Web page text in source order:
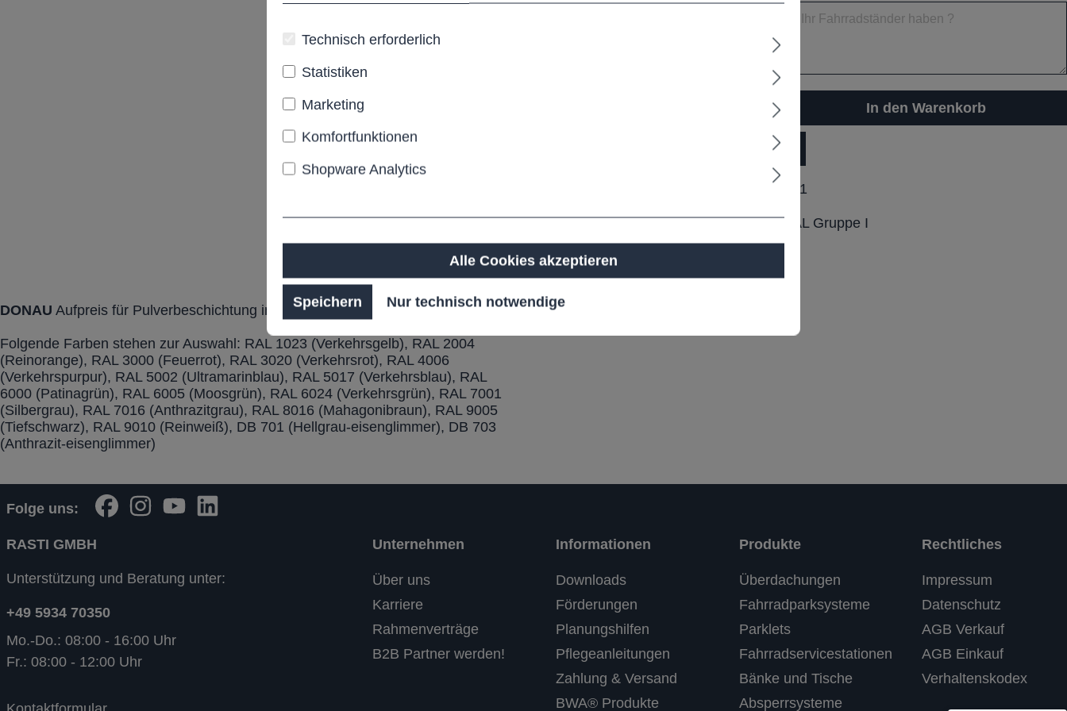
In den Warenkorb
Produkt Anfrage
F01011
RASTI Farbtabelle RAL Gruppe I
DONAU Aufpreis für Pulverbeschichtung in RASTI RAL-Gruppe I
Folgende Farben stehen zur Auswahl: RAL 1023 (Verkehrsgelb), RAL 2004
(Reinorange), RAL 3000 (Feuerrot), RAL 3020 (Verkehrsrot), RAL 4006
(Verkehrspurpur), RAL 5002 (Ultramarinblau), RAL 5017 (Verkehrsblau), RAL
6000 (Patinagrün), RAL 6005 (Moosgrün), RAL 6024 (Verkehrsgrün), RAL 7001
(Silbergrau), RAL 7016 (Anthrazitgrau), RAL 8016 (Mahagonibraun), RAL 9005
(Tiefschwarz), RAL 9010 (Reinweiß), DB 701 (Hellgrau-eisenglimmer), DB 703
(Anthrazit-eisenglimmer)
Folge uns:
RASTI GMBH
Unterstützung und Beratung unter:
+49 5934 70350
Mo.-Do.: 08:00 - 16:00 Uhr
Fr.: 08:00 - 12:00 Uhr
Unternehmen
Über uns
Karriere
Rahmenverträge
B2B Partner werden!
Informationen
Downloads
Förderungen
Planungshilfen
Pflegeanleitungen
Zahlung & Versand
BWA® Produkte
Produkte
Überdachungen
Fahrradparksysteme
Parklets
Fahrradservicestationen
Bänke und Tische
Absperrsysteme
Rechtliches
Impressum
Datenschutz
AGB Verkauf
AGB Einkauf
Verhaltenskodex
Technisch erforderlich
Statistiken
Marketing
Komfortfunktionen
Shopware Analytics
Alle Cookies akzeptieren
Speichern Nur technisch notwendige
RASTI
100
%
Empfehlungen auf
ProvenExpert.com